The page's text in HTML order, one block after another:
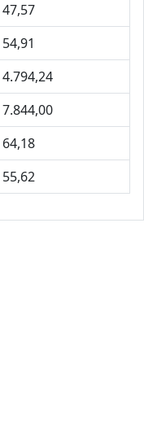
47,57
54,91
4.794,24
7.844,00
64,18
55,62